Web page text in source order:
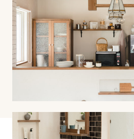
INFORMATION
イベント情報
社長ブログ
スタッフブログ
お知らせ
COMPANY
会社紹介
スタッフ紹介
採用情報
お客様の声
お問い合わせ
[営業時間] 9:00-18:00 [定